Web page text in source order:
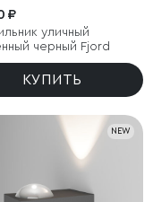
₽
уличный
черный Fjord
КУПИТЬ
NEW